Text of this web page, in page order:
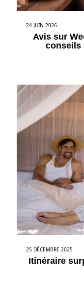
24 JUIN 2026
Avis sur
conseils
25 DÉCEMBRE 2025
Itinéraire